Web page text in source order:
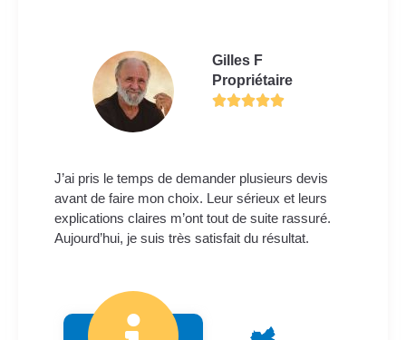
Gilles F
Propriétaire
J’ai pris le temps de demander plusieurs devis
avant de faire mon choix. Leur sérieux et leurs
explications claires m’ont tout de suite rassuré.
Aujourd’hui, je suis très satisfait du résultat.